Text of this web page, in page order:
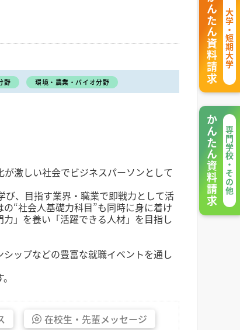
野 環境・農業・バイオ分野
激しい社会でビジネスパーソンとして
、目指す業界・職業で即戦力として活
“社会人基礎力科目”も同時に身に着け
」を養い「活躍できる人材」を目指し
ップなどの豊富な就職イベントを通し
在校生・ 先輩メッセージ
大学・短期大学
かんたん資料請求
専門学校・その他
かんたん資料請求